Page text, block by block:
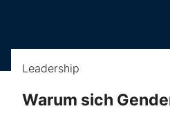
Leadership
Warum sich